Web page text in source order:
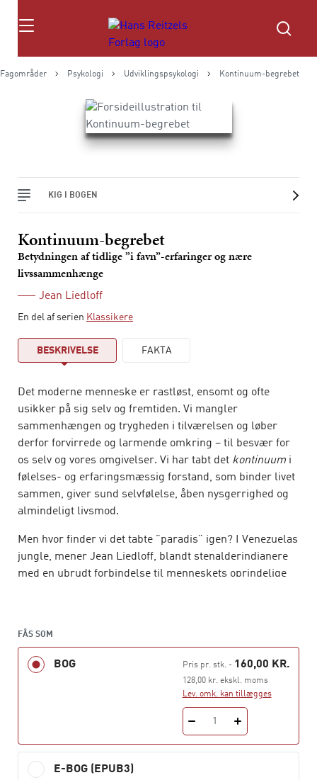
Søg
Fagområder Psykologi Udviklingspsykologi Kontinuum-begrebet
KIG I BOGEN
Kontinuum-begrebet
Betydningen af tidlige ”i favn”-erfaringer og nære
livssammenhænge
Jean Liedloff
En del af serien Klassikere
BESKRIVELSE FAKTA
Det moderne menneske er rastløst, ensomt og ofte
usikker på sig selv og fremtiden. Vi mangler
sammenhængen og trygheden i tilværelsen og løber
derfor forvirrede og larmende omkring – til besvær for
os selv og vores omgivelser. Vi har tabt det kontinuum i
følelses- og erfaringsmæssig forstand, som binder livet
sammen, giver sund selvfølelse, åben nysgerrighed og
almindeligt livsmod.
Men hvor finder vi det tabte ”paradis” igen? I Venezuelas
jungle, mener Jean Liedloff, blandt stenalderindianere
med en ubrudt forbindelse til menneskets oprindelige
Dethelemennesker vokser ud af nære
livssammenhænge, hvori man er ønsket og ikke til
besvær. Alt andet er afsavn, frustration og den sikre vej
fascinerende odyssé til Yequanaerne er
ikke romantik for drømmere, men en rejse, det hektiske
velfærdsmenneske direkte kan lære noget af.
FÅS SOM
BOG Pris pr. stk.- 160,00 KR.
128,00 kr. ekskl. moms
Lev. omk. kan tillægges
1
E-BOG (EPUB3)